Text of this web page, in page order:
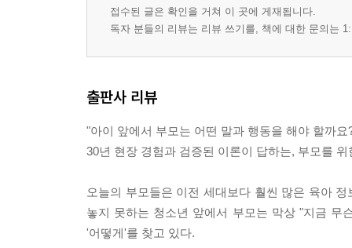
5. 자녀의 출생 순위와 지도: 자녀를 이해하는 또 하
♠ 활동지
1. 문제 안에 담겨 있는 보물
3. 문제 해결을 위한 ‘문제 다루기 모델’
4. 누구의 문제인가: 문제의 소유 구분
♠ 활동지
제5장 협동심을 키우는 소통의 기술
접수된 글은 확인을 거쳐 이 곳에 게재됩니다.
독자 분들의 리뷰는 리뷰 쓰기를, 책에 대한 문의는
출판사 리뷰
"아이 앞에서 부모는 어떤 말과 행동을 해야 할까요
30년 현장 경험과 검증된 이론이 답하는, 부모를
오늘의 부모들은 이전 세대보다 훨씬 많은 육아
놓지 못하는 청소년 앞에서 부모는 막상 "지금 무
'어떻게'를 찾고 있다.